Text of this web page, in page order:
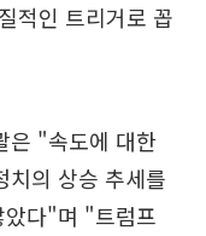
적인 트리거로 꼽
은 "속도에 대한
치의 상승 추세를
았다"며 "트럼프